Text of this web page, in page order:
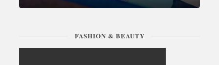
FASHION & BEAUTY